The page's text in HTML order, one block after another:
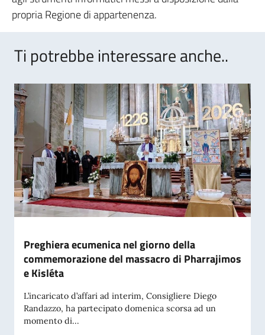
propria Regione di appartenenza.
Ti potrebbe interessare anche..
Preghiera ecumenica nel giorno della
commemorazione del massacro di Pharrajimos
e Kisléta
L’incaricato d’affari ad interim, Consigliere Diego
Randazzo, ha partecipato domenica scorsa ad un
momento di...